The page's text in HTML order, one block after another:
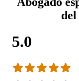
5.0